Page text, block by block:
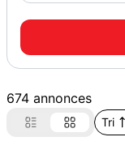
674 annonces
Tri